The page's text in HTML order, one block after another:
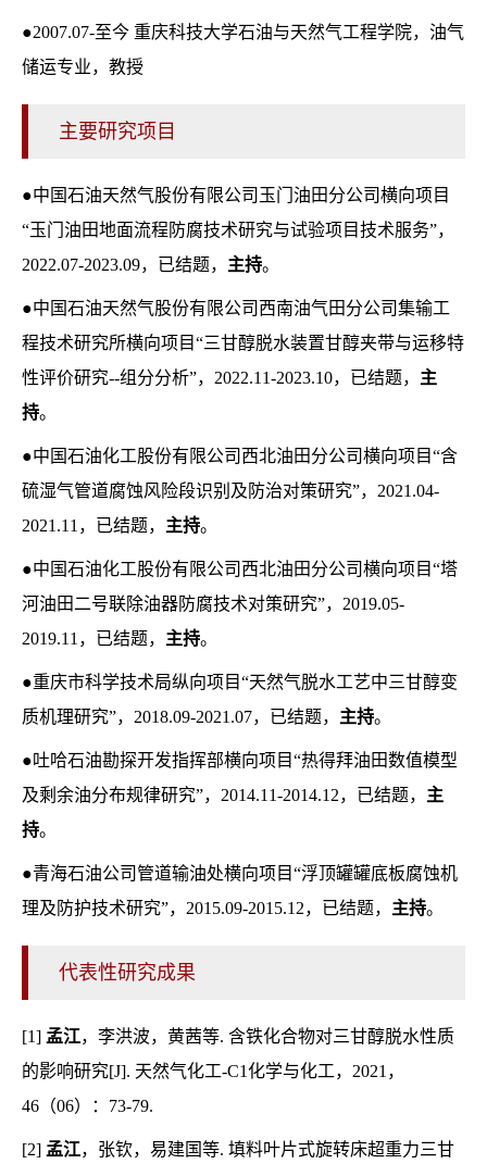
●2007.07-至今 重庆科技大学石油与天然气工程学院，油气
储运专业，教授
主要研究项目
●中国石油天然气股份有限公司玉门油田分公司横向项目
“玉门油田地面流程防腐技术研究与试验项目技术服务”，
2022.07-2023.09，已结题， 主持。
●中国石油天然气股份有限公司西南油气田分公司集输工
程技术研究所横向项目“三甘醇脱水装置甘醇夹带与运移特
性评价研究--组分分析”，2022.11-2023.10，已结题， 主
持。
●中国石油化工股份有限公司西北油田分公司横向项目“含
硫湿气管道腐蚀风险段识别及防治对策研究”，2021.04-
2021.11，已结题， 主持。
●中国石油化工股份有限公司西北油田分公司横向项目“塔
河油田二号联除油器防腐技术对策研究”，2019.05-
2019.11，已结题， 主持。
●重庆市科学技术局纵向项目“天然气脱水工艺中三甘醇变
质机理研究”，2018.09-2021.07，已结题， 主持。
●吐哈石油勘探开发指挥部横向项目“热得拜油田数值模型
及剩余油分布规律研究”，2014.11-2014.12，已结题， 主
持。
●青海石油公司管道输油处横向项目“浮顶罐罐底板腐蚀机
理及防护技术研究”，2015.09-2015.12，已结题， 主持。
代表性研究成果
[1] 孟江，李洪波，黄茜等. 含铁化合物对三甘醇脱水性质
的影响研究[J]. 天然气化工-C1化学与化工，2021，
46（06）：73-79.
[2] 孟江，张钦，易建国等. 填料叶片式旋转床超重力三甘